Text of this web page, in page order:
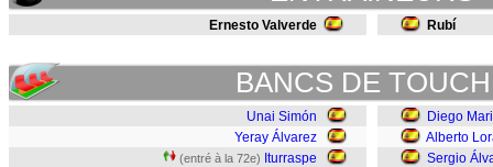
Ernesto Valverde Rubí
BANCS DE
Unai Simón
Yeray Álvarez
(entré à la 72e) Iturraspe
Diego
Alberto
Sergio